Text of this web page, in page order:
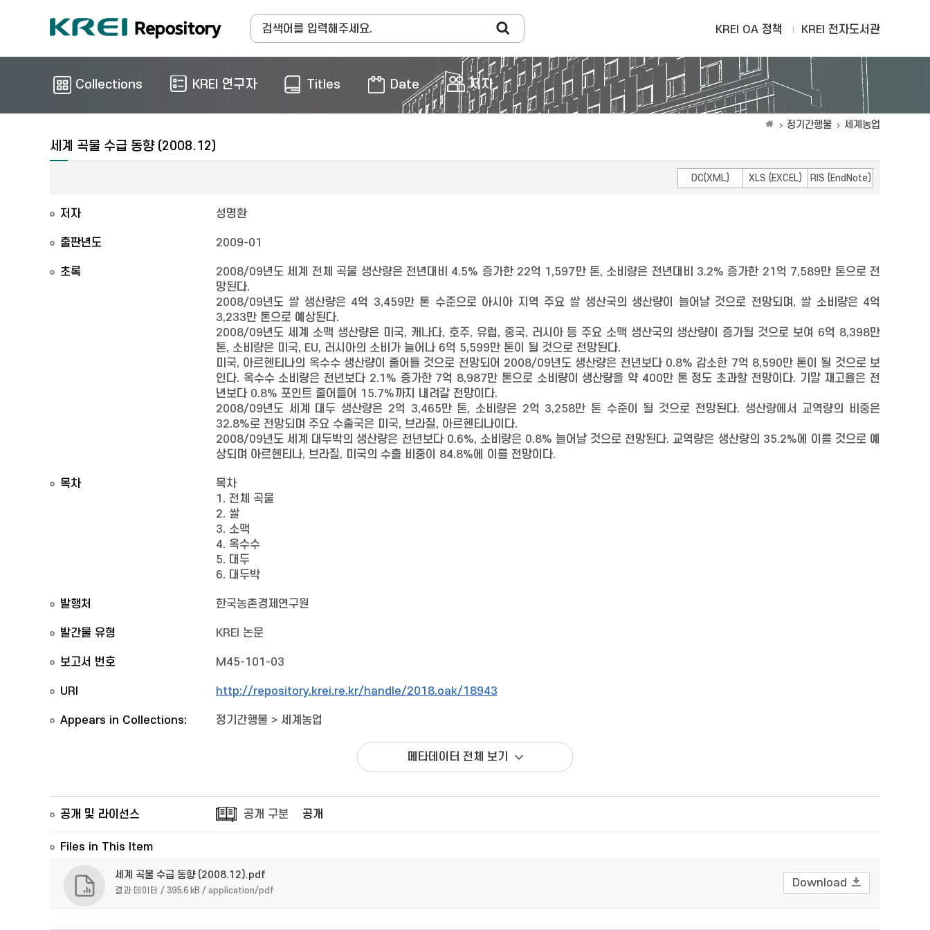
KREI OA 정책 KREI 전자도서관
Collections KREI 연구자 Titles Date 저자
정기간행물 세계농업
세계 곡물 수급 동향 (2008.12)
DC(XML) XLS (EXCEL) RIS (EndNote)
저자 성명환
출판년도 2009-01
초록
2008/09년도 세계 전체 곡물 생산량은 전년대비 4.5% 증가한 22억 1,597만 톤, 소비량은 전년대비 3.2% 증가한 21억 7,589만 톤으로 전
망된다.
2008/09년도 쌀 생산량은 4억 3,459만 톤 수준으로 아시아 지역 주요 쌀 생산국의 생산량이 늘어날 것으로 전망되며, 쌀 소비량은 4억
3,233만 톤으로 예상된다.
2008/09년도 세계 소맥 생산량은 미국, 캐나다, 호주, 유럽, 중국, 러시아 등 주요 소맥 생산국의 생산량이 증가될 것으로 보여 6억 8,398만
톤, 소비량은 미국, EU, 러시아의 소비가 늘어나 6억 5,599만 톤이 될 것으로 전망된다.
미국, 아르헨티나의 옥수수 생산량이 줄어들 것으로 전망되어 2008/09년도 생산량은 전년보다 0.8% 감소한 7억 8,590만 톤이 될 것으로 보
인다. 옥수수 소비량은 전년보다 2.1% 증가한 7억 8,987만 톤으로 소비량이 생산량을 약 400만 톤 정도 초과할 전망이다. 기말 재고율은 전
년보다 0.8% 포인트 줄어들어 15.7%까지 내려갈 전망이다.
2008/09년도 세계 대두 생산량은 2억 3,465만 톤, 소비량은 2억 3,258만 톤 수준이 될 것으로 전망된다. 생산량에서 교역량의 비중은
32.8%로 전망되며 주요 수출국은 미국, 브라질, 아르헨티나이다.
2008/09년도 세계 대두박의 생산량은 전년보다 0.6%, 소비량은 0.8% 늘어날 것으로 전망된다. 교역량은 생산량의 35.2%에 이를 것으로 예
상되며 아르헨티나, 브라질, 미국의 수출 비중이 84.8%에 이를 전망이다.
목차
목차
1. 전체 곡물
2. 쌀
3. 소맥
4. 옥수수
5. 대두
6. 대두박
발행처 한국농촌경제연구원
발간물 유형 KREI 논문
보고서 번호 M45-101-03
URI http://repository.krei.re.kr/handle/2018.oak/18943
Appears in Collections: 정기간행물 > 세계농업
메타데이터 전체 보기
공개 및 라이선스 공개 구분 공개
Files in This Item
세계 곡물 수급 동향 (2008.12).pdf
결과 데이터 / 395.6 kB / application/pdf
Download